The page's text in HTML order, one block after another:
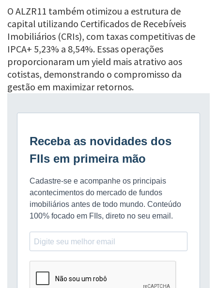
O ALZR11 também otimizou a estrutura de
capital utilizando Certificados de Recebíveis
Imobiliários (CRIs), com taxas competitivas de
IPCA+ 5,23% a 8,54%. Essas operações
proporcionaram um yield mais atrativo aos
cotistas, demonstrando o compromisso da
gestão em maximizar retornos.